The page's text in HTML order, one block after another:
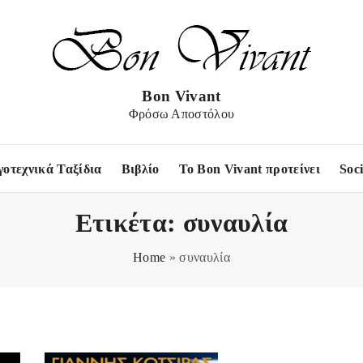
Bon Vivant
Φρόσω Αποστόλου
Ταξίδια Βιβλίο Το Bon Vivant προτείνει
Ετικέτα: συναυλία
Home »συναυλία